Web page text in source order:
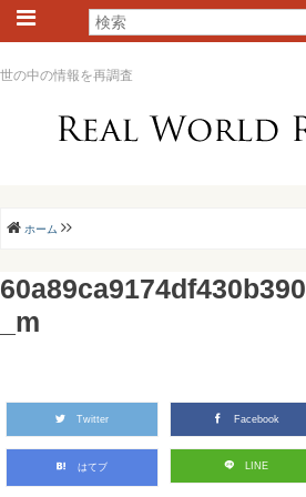
世の中の情報を再調査
ホーム
_m
Twitter Facebook
はてブ LINE